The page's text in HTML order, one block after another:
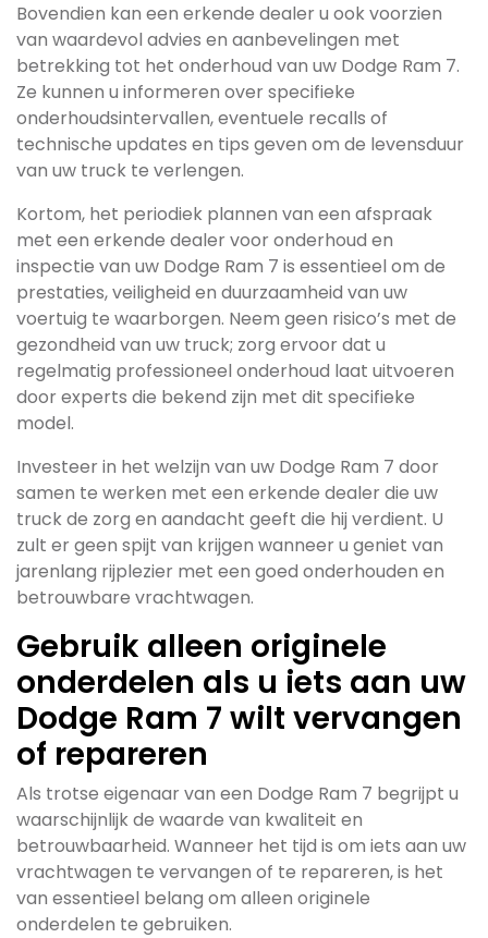
Bovendien kan een erkende dealer u ook voorzien
van waardevol advies en aanbevelingen met
betrekking tot het onderhoud van uw Dodge Ram 7.
Ze kunnen u informeren over specifieke
onderhoudsintervallen, eventuele recalls of
technische updates en tips geven om de levensduur
van uw truck te verlengen.
Kortom, het periodiek plannen van een afspraak
met een erkende dealer voor onderhoud en
inspectie van uw Dodge Ram 7 is essentieel om de
prestaties, veiligheid en duurzaamheid van uw
voertuig te waarborgen. Neem geen risico’s met de
gezondheid van uw truck; zorg ervoor dat u
regelmatig professioneel onderhoud laat uitvoeren
door experts die bekend zijn met dit specifieke
model.
Investeer in het welzijn van uw Dodge Ram 7 door
samen te werken met een erkende dealer die uw
truck de zorg en aandacht geeft die hij verdient. U
zult er geen spijt van krijgen wanneer u geniet van
jarenlang rijplezier met een goed onderhouden en
betrouwbare vrachtwagen.
Gebruik alleen originele
onderdelen als u iets aan uw
Dodge Ram 7 wilt vervangen
of repareren
Als trotse eigenaar van een Dodge Ram 7 begrijpt u
waarschijnlijk de waarde van kwaliteit en
betrouwbaarheid. Wanneer het tijd is om iets aan uw
vrachtwagen te vervangen of te repareren, is het
van essentieel belang om alleen originele
onderdelen te gebruiken.